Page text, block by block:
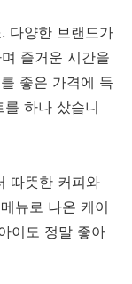
다양한 브랜드가
즐거운 시간을
좋은 가격에 득
하나 샀습니
따뜻한 커피와
뉴로 나온 케이
이도 정말 좋아